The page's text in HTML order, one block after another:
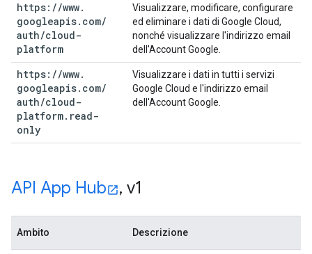
https: //www.
googleapis. com/
auth/cloud-
platform
Visualizzare, modificare, configurare
ed eliminare i dati di Google Cloud,
nonché visualizzare l'indirizzo email
dell'Account Google.
https: //www.
googleapis. com/
auth/cloud-
platform. read-
only
Visualizzare i dati in tutti i servizi
Google Cloud e l'indirizzo email
dell'Account Google.
API App Hub , v1
Ambito Descrizione